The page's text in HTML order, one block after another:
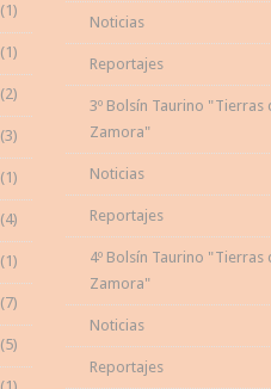
(1)
(1)
(2)
(3)
(1)
(4)
(1)
(7)
(5)
Noticias
Reportajes
3º Bolsín Taurino "Tierras
Zamora"
Noticias
Reportajes
4º Bolsín Taurino "Tierras
Zamora"
Noticias
Reportajes